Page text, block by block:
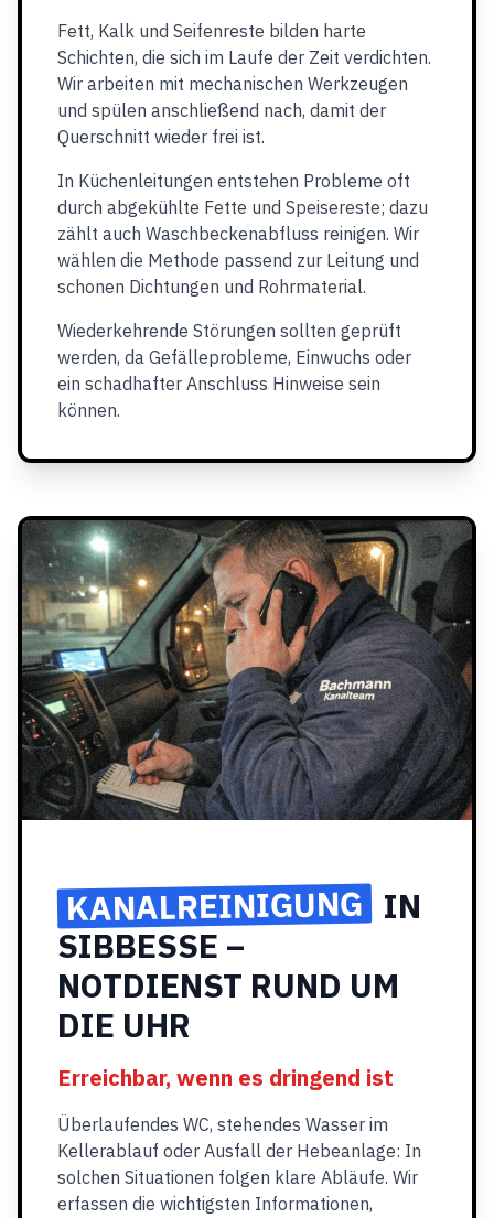
Fett, Kalk und Seifenreste bilden harte
Schichten, die sich im Laufe der Zeit verdichten.
Wir arbeiten mit mechanischen Werkzeugen
und spülen anschließend nach, damit der
Querschnitt wieder frei ist.
In Küchenleitungen entstehen Probleme oft
durch abgekühlte Fette und Speisereste; dazu
zählt auch Waschbeckenabfluss reinigen. Wir
wählen die Methode passend zur Leitung und
schonen Dichtungen und Rohrmaterial.
Wiederkehrende Störungen sollten geprüft
werden, da Gefälleprobleme, Einwuchs oder
ein schadhafter Anschluss Hinweise sein
können.
KANALREINIGUNG IN
SIBBESSE –
NOTDIENST RUND UM
DIE UHR
Erreichbar, wenn es dringend ist
Überlaufendes WC, stehendes Wasser im
Kellerablauf oder Ausfall der Hebeanlage: In
solchen Situationen folgen klare Abläufe. Wir
erfassen die wichtigsten Informationen,